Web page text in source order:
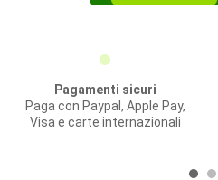
Pagamenti sicuri
Paga con Paypal, Apple Pay,
Visa e carte internazionali